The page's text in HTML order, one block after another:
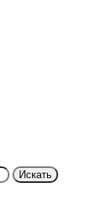
Искать